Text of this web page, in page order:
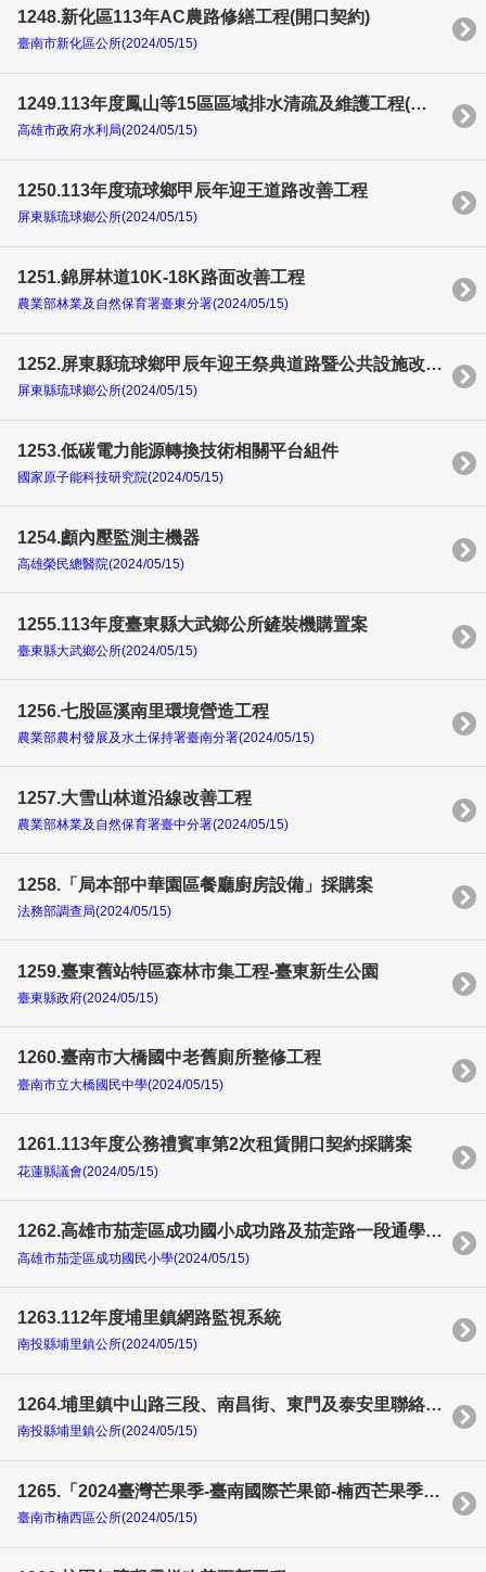
1248.新化區113年AC農路修繕工程(開口契約)
臺南市新化區公所(2024/05/15)
1249.113年度鳳山等15區區域排水清疏及維護工程(第二標)
高雄市政府水利局(2024/05/15)
1250.113年度琉球鄉甲辰年迎王道路改善工程
屏東縣琉球鄉公所(2024/05/15)
1251.錦屏林道10K-18K路面改善工程
農業部林業及自然保育署臺東分署(2024/05/15)
1252.屏東縣琉球鄉甲辰年迎王祭典道路暨公共設施改善計畫
屏東縣琉球鄉公所(2024/05/15)
1253.低碳電力能源轉換技術相關平台組件
國家原子能科技研究院(2024/05/15)
1254.顱內壓監測主機器
高雄榮民總醫院(2024/05/15)
1255.113年度臺東縣大武鄉公所鏟裝機購置案
臺東縣大武鄉公所(2024/05/15)
1256.七股區溪南里環境營造工程
農業部農村發展及水土保持署臺南分署(2024/05/15)
1257.大雪山林道沿線改善工程
農業部林業及自然保育署臺中分署(2024/05/15)
1258.「局本部中華園區餐廳廚房設備」採購案
法務部調查局(2024/05/15)
1259.臺東舊站特區森林市集工程-臺東新生公園
臺東縣政府(2024/05/15)
1260.臺南市大橋國中老舊廁所整修工程
臺南市立大橋國民中學(2024/05/15)
1261.113年度公務禮賓車第2次租賃開口契約採購案
花蓮縣議會(2024/05/15)
1262.高雄市茄萣區成功國小成功路及茄萣路一段通學步道改善工程
高雄市茄萣區成功國民小學(2024/05/15)
1263.112年度埔里鎮網路監視系統
南投縣埔里鎮公所(2024/05/15)
1264.埔里鎮中山路三段、南昌街、東門及泰安里聯絡道路改善工程
南投縣埔里鎮公所(2024/05/15)
1265.「2024臺灣芒果季-臺南國際芒果節-楠西芒果季產業文化活動」
臺南市楠西區公所(2024/05/15)